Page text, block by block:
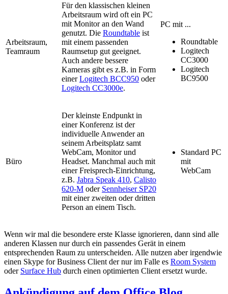
Arbeitsraum,
Teamraum
Für den klassischen kleinen
Arbeitsraum wird oft ein PC
mit Monitor an den Wand
genutzt. Die Roundtable ist
mit einem passenden
Raumsetup gut geeignet.
Auch andere bessere
Kameras gibt es z.B. in Form
einerLogitech BCC950 oder
Logitech CC3000e.
PC mit ...
Roundtable
Logitech
CC3000
Logitech
BC9500
Büro
Der kleinste Endpunkt in
einer Konferenz ist der
individuelle Anwender an
seinem Arbeitsplatz samt
WebCam, Monitor und
Headset. Manchmal auch mit
einer Freisprech-Einrichtung,
z.B. Jabra Speak 410, Calisto
620-M oder Sennheiser SP20
mit einer zweiten oder dritten
Person an einem Tisch.
Standard PC
mit
WebCam
Wenn wir mal die besondere erste Klasse ignorieren, dann sind alle
anderen Klassen nur durch ein passendes Gerät in einem
entsprechenden Raum zu unterscheiden. Alle nutzen aber irgendwie
einen Skype for Business Client der nur im Falle es Room System
oder Surface Hub durch einen optimierten Client ersetzt wurde.